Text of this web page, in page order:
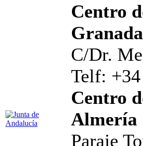
Centro
Granada
C/Dr.
Telf:
Centro
Almería
Paraje